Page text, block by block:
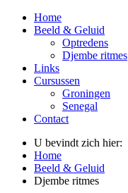
Home
Beeld & Geluid
Optredens
Djembe ritmes
Links
Cursussen
Groningen
Senegal
Contact
U bevindt zich hier:
Home
Beeld & Geluid
Djembe ritmes